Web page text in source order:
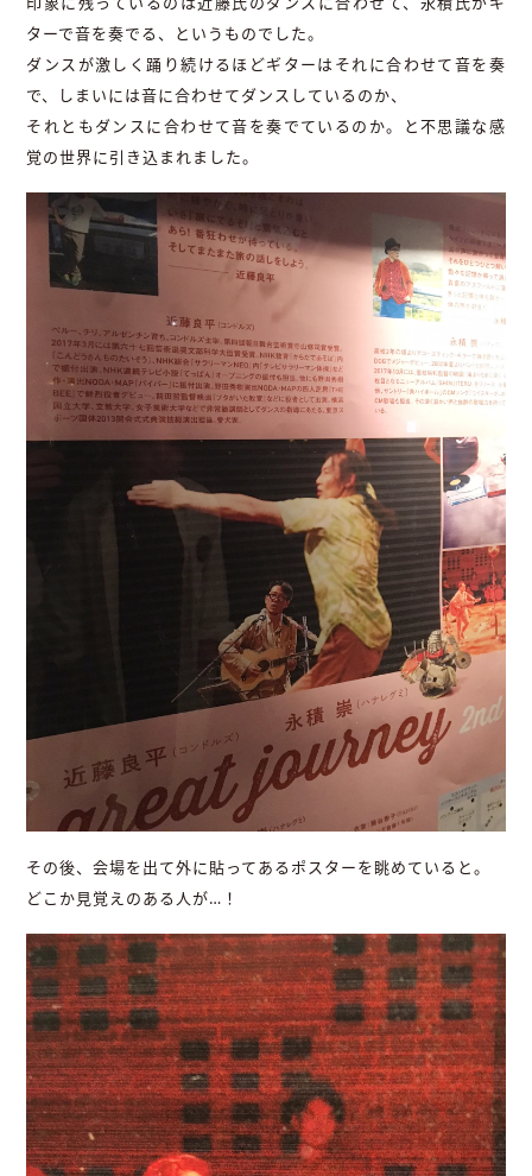
ターで音を奏でる、というものでした。
ダンスが激しく踊り続けるほどギターはそれに合わせて音を奏
で、しまいには音に合わせてダンスしているのか、
それともダンスに合わせて音を奏でているのか。と不思議な感
覚の世界に引き込まれました。
その後、会場を出て外に貼ってあるポスターを眺めていると。
どこか見覚えのある人が…！